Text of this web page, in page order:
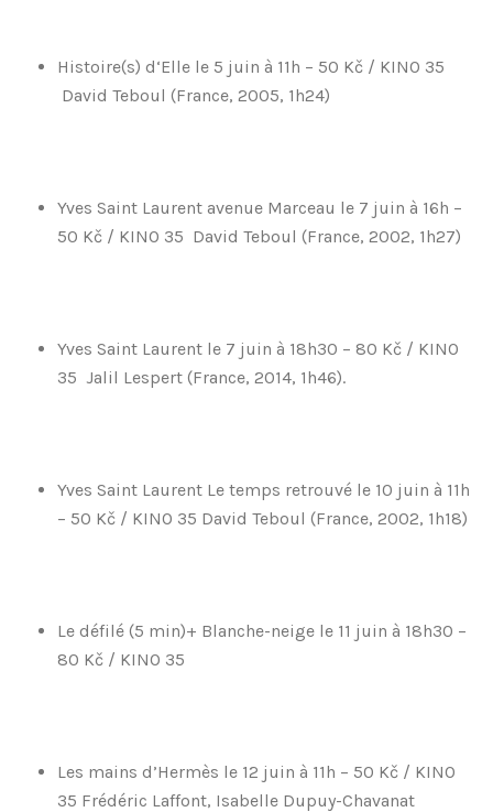
Histoire(s) d‘Elle le 5 juin à 11h – 50 Kč / KINO 35
David Teboul (France, 2005, 1h24)
Yves Saint Laurent avenue Marceau le 7 juin à 16h –
50 Kč / KINO 35 David Teboul (France, 2002, 1h27)
Yves Saint Laurent le 7 juin à 18h30 – 80 Kč / KINO
35 Jalil Lespert (France, 2014, 1h46).
Yves Saint Laurent Le temps retrouvé le 10 juin à 11h
– 50 Kč / KINO 35 David Teboul (France, 2002, 1h18)
Le défilé (5 min)+ Blanche-neige le 11 juin à 18h30 –
80 Kč / KINO 35
Les mains d’Hermès le 12 juin à 11h – 50 Kč / KINO
35 Frédéric Laffont, Isabelle Dupuy-Chavanat